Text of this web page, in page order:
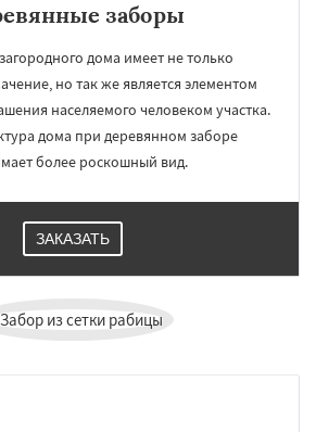
заборы
дома имеет не только
но так же является элементом
населяемого человеком участка.
дома при деревянном заборе
более роскошный вид.
ЗАКАЗАТЬ